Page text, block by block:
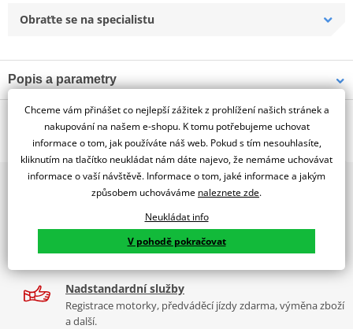
Obraťte se na specialistu
Popis a parametry
Jsme autorizovaný
dealer značky PUIG
ENGINE GUARD BMW R NINE T / R NINE T SCRAMBLER
Tabulka velikostí
Co když mi to nebude
Mounting tips
PUIG byl založen v roce 1964 ve Španělsku. Vyrábí se ve městě
Granollers poblíž Barcelony na ploše 8 000 m² v objektu, který se
let se účastní nejslavnějších závodů motocyklů po celém světě. V
naší nabídce naleznete doplňky a příslušenství například: plexi,
Zobrazit všechny produktyznačky PUIG
2x multibrand showroom
9 značek motocyklů, servis, oblečení, doplňky i náhradní
díly, to vše v Praze a Liberci
Více než 30 let zkušeností
Nadstandardní služby
Registrace motorky, předváděcí jízdy zdarma, výměna zboží
a další.
Chceme vám přinášet co nejlepší zážitek z prohlížení našich stránek a
nakupování na našem e-shopu. K tomu potřebujeme uchovat
informace o tom, jak používáte náš web. Pokud s tím nesouhlasíte,
kliknutím na tlačítko neukládat nám dáte najevo, že nemáme uchovávat
informace o vaší návštěvě. Informace o tom, jaké informace a jakým
způsobem uchováváme naleznete zde.
Neukládat info
V pohodě pokračovat